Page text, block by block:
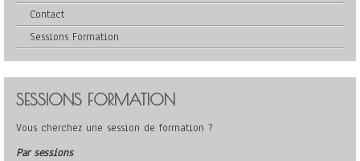
Contact
Sessions Formation
SESSIONS FORMATION
Vous cherchez une session de formation ?
Par sessions